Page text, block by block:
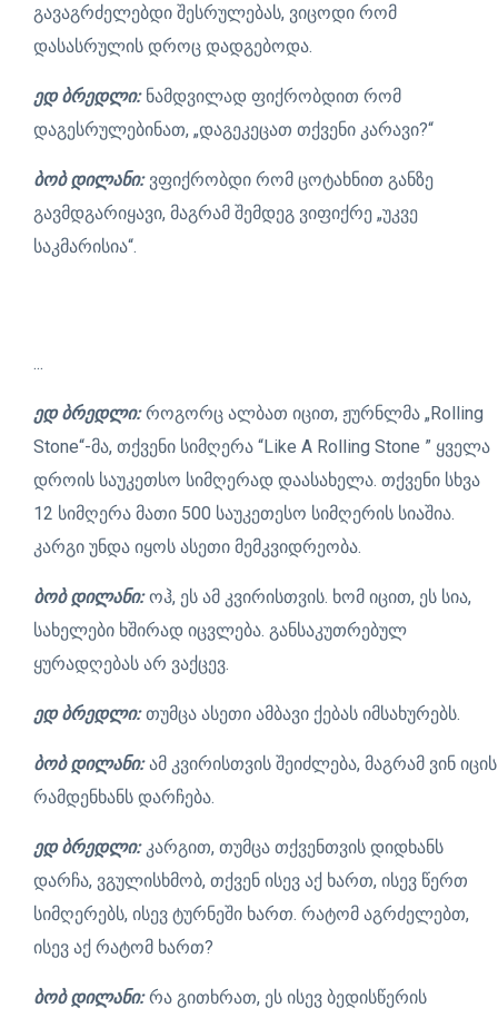
გავაგრძელებდი შესრულებას, ვიცოდი რომ
დასასრულის დროც დადგებოდა.
ედ ბრედლი:ნამდვილად ფიქრობდით რომ
დაგესრულებინათ, „დაგეკეცათ თქვენი კარავი?“
ბობ დილანი:ვფიქრობდი რომ ცოტახნით განზე
გავმდგარიყავი, მაგრამ შემდეგ ვიფიქრე „უკვე
საკმარისია“.
...
ედ ბრედლი:როგორც ალბათ იცით, ჟურნლმა „Rolling
Stone“-მა, თქვენი სიმღერა “Like A Rolling Stone ” ყველა
დროის საუკეთსო სიმღერად დაასახელა. თქვენი სხვა
12 სიმღერა მათი 500 საუკეთესო სიმღერის სიაშია.
კარგი უნდა იყოს ასეთი მემკვიდრეობა.
ბობ დილანი:ოჰ, ეს ამ კვირისთვის. ხომ იცით, ეს სია,
სახელები ხშირად იცვლება. განსაკუთრებულ
ყურადღებას არ ვაქცევ.
ედ ბრედლი:თუმცა ასეთი ამბავი ქებას იმსახურებს.
ბობ დილანი:ამ კვირისთვის შეიძლება, მაგრამ ვინ იცის
რამდენხანს დარჩება.
ედ ბრედლი:კარგით, თუმცა თქვენთვის დიდხანს
დარჩა, ვგულისხმობ, თქვენ ისევ აქ ხართ, ისევ წერთ
სიმღერებს, ისევ ტურნეში ხართ. რატომ აგრძელებთ,
ისევ აქ რატომ ხართ?
ბობ დილანი:რა გითხრათ, ეს ისევ ბედისწერის